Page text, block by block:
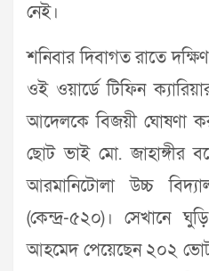
নেই।
শনিবার দিবাগত রাতে
ওই ওয়ার্ডে টিফিন
আদেলকে বিজয়ী ঘোষণা
ছোট ভাই মো. জাহাঙ্গীর
আরমানিটোলা উচ্চ
(কেন্দ্র-৫২০)। সেখানে
আহমেদ পেয়েছেন ২০২